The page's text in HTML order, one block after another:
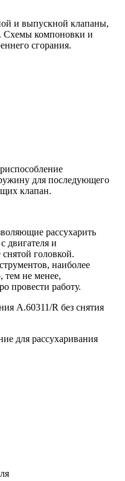
и выпускной клапаны,
Схемы компоновки и
сгорания.
для последующего
клапан.
рассухарить
двигателя и
головкой.
наиболее
тем не менее,
провести работу.
А.60311/R без снятия
для рассухаривания